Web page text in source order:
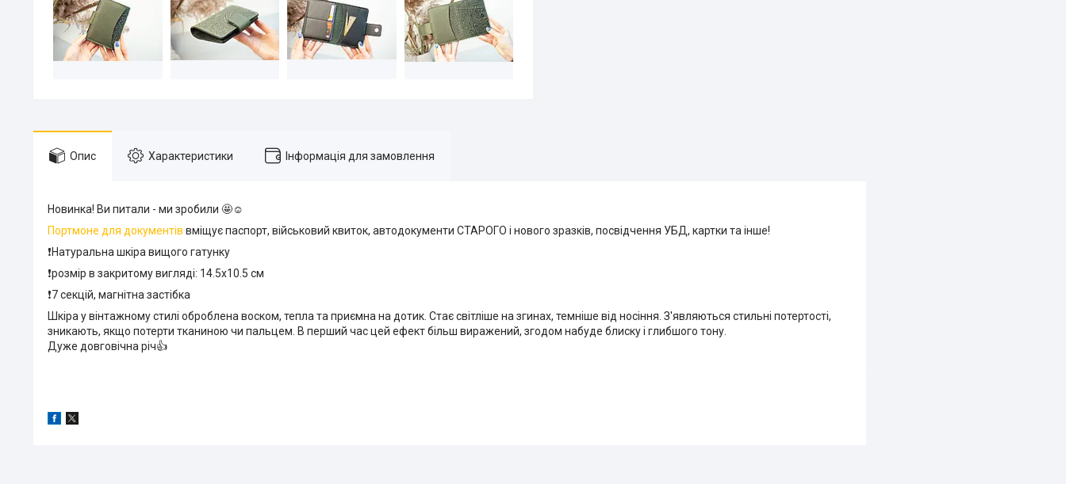
Опис Характеристики Інформація для замовлення
Новинка! Ви питали - ми зробили 🤩☺️
Портмоне для документів вміщує паспорт, військовий квиток, автодокументи СТАРОГО і нового зразків, посвідчення УБД, картки та інше!
❗️Натуральна шкіра вищого гатунку
❗️розмір в закритому вигляді: 14.5х10.5 см
❗️7 секцій, магнітна застібка
Шкіра у вінтажному стилі оброблена воском, тепла та приємна на дотик. Стає світліше на згинах, темніше від носіння. З'являються стильні потертості,
зникають, якщо потерти тканиною чи пальцем. В перший час цей ефект більш виражений, згодом набуде блиску і глибшого тону.
Дуже довговічна річ👍